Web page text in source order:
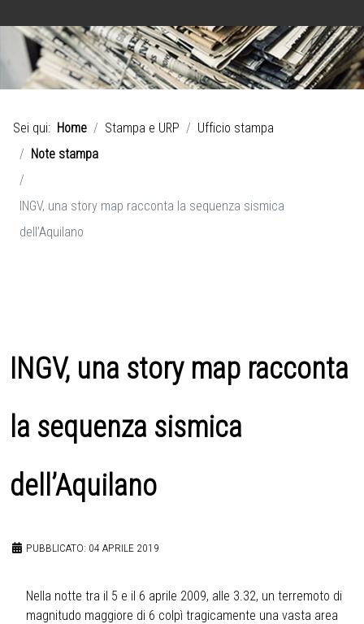
Sei qui: Home Stampa e URP
Ufficio stampa
Note stampa
INGV, una story map racconta la sequenza sismica
dell’Aquilano
INGV, una story map racconta
la sequenza sismica
dell’Aquilano
PUBBLICATO: 04 APRILE 2019
Nella notte tra il 5 e il 6 aprile 2009, alle 3.32, un terremoto di
magnitudo maggiore di 6 colpì tragicamente una vasta area